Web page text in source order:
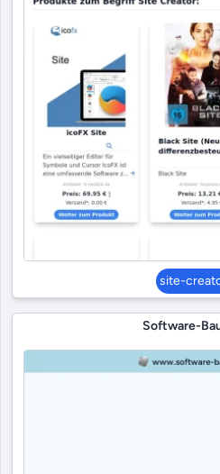
site-
Software-